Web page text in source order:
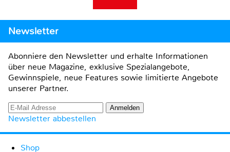
Newsletter
Abonniere den Newsletter und erhalte Informationen
über neue Magazine, exklusive Spezialangebote,
Gewinnspiele, neue Features sowie limitierte Angebote
unserer Partner.
Newsletter abbestellen
Shop